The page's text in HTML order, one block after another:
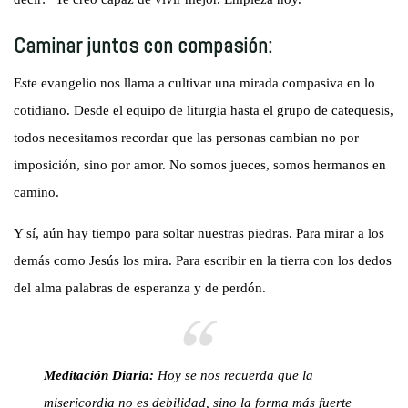
Caminar juntos con compasión:
Este evangelio nos llama a cultivar una mirada compasiva en lo
cotidiano. Desde el equipo de liturgia hasta el grupo de catequesis,
todos necesitamos recordar que las personas cambian no por
imposición, sino por amor. No somos jueces, somos hermanos en
camino.
Y sí, aún hay tiempo para soltar nuestras piedras. Para mirar a los
demás como Jesús los mira. Para escribir en la tierra con los dedos
del alma palabras de esperanza y de perdón.
Meditación Diaria: Hoy se nos recuerda que la
misericordia no es debilidad, sino la forma más fuerte